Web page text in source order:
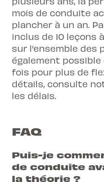
mois de conduite
plancher à un an.
inclus de 10 leçons
sur l'ensemble des
également
fois pour plus de
détails, consulte
les délais.
FAQ
Puis-je
de conduite
la théorie ?